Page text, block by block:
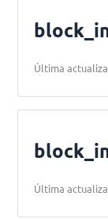
Última
Última